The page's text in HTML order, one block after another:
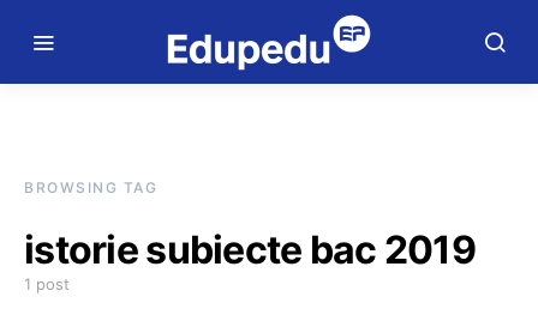
BROWSING TAG
istorie subiecte bac 2019
1 post